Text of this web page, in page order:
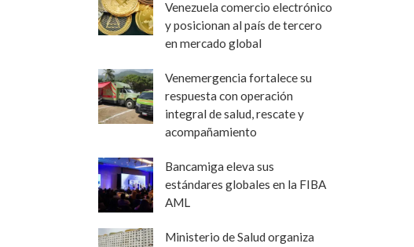
Venezuela comercio electrónico
y posicionan al país de tercero
en mercado global
Venemergencia fortalece su
respuesta con operación
integral de salud, rescate y
acompañamiento
Bancamiga eleva sus
estándares globales en la FIBA
AML
Ministerio de Salud organiza